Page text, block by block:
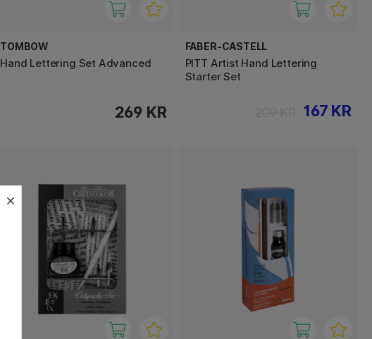
TOMBOW
Hand Lettering Set Advanced
269 KR
FABER-CASTELL
PITT Artist Hand Lettering
Starter Set
167 KR